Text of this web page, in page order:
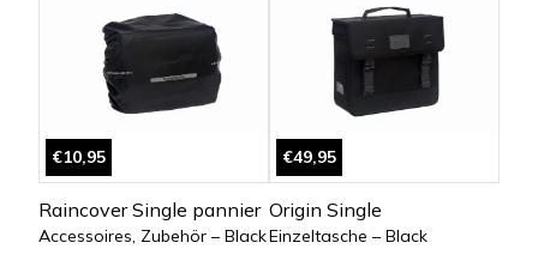
€10,95
Raincover Single pannier
Accessoires, Zubehör – Black
€49,95
Origin Single
Einzeltasche – Black